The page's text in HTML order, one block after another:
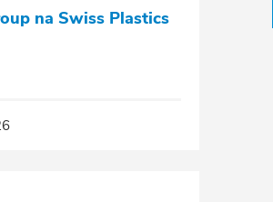
na Swiss Plastics